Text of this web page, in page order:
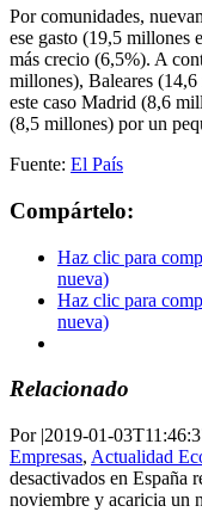
Por comunidades,
ese gasto (19,5 millones
más crecio (6,5%). A
millones), Baleares
este caso Madrid (8,6
(8,5 millones) por un
Fuente: El País
Compártelo:
Haz clic para
nueva)
Haz clic para
nueva)
Relacionado
Por |2019-01-
Empresas, Actualidad
desactivados en España
noviembre y acaricia un